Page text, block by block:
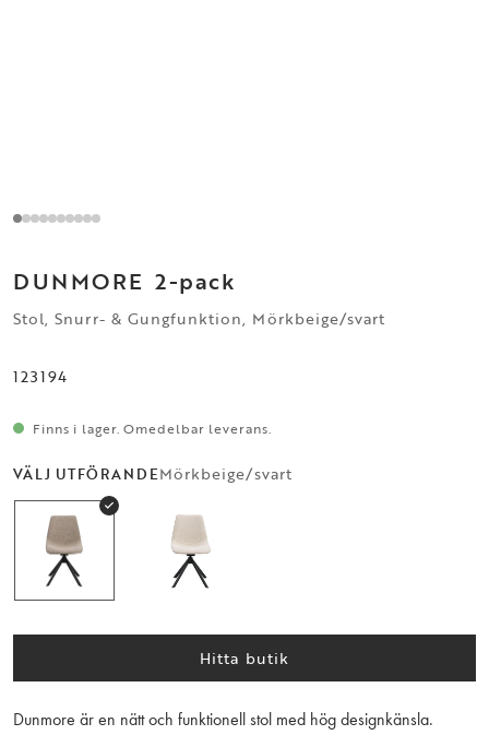
DUNMORE 2-pack
Stol, Snurr- & Gungfunktion, Mörkbeige/svart
123194
Finns i lager. Omedelbar leverans.
VÄLJ UTFÖRANDEMörkbeige/svart
Hitta butik
Dunmore är en nätt och funktionell stol med hög designkänsla.